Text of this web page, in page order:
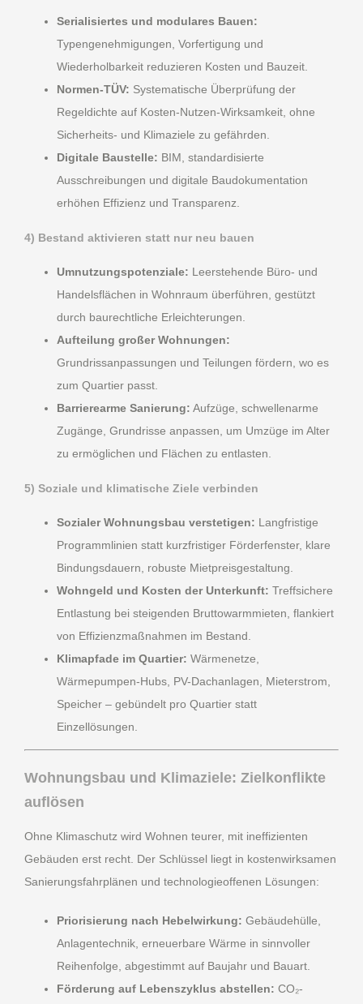
Serialisiertes und modulares Bauen:
Typengenehmigungen, Vorfertigung und
Wiederholbarkeit reduzieren Kosten und Bauzeit.
Normen-TÜV: Systematische Überprüfung der
Regeldichte auf Kosten-Nutzen-Wirksamkeit, ohne
Sicherheits- und Klimaziele zu gefährden.
Digitale Baustelle: BIM, standardisierte
Ausschreibungen und digitale Baudokumentation
erhöhen Effizienz und Transparenz.
4) Bestand aktivieren statt nur neu bauen
Umnutzungspotenziale: Leerstehende Büro- und
Handelsflächen in Wohnraum überführen, gestützt
durch baurechtliche Erleichterungen.
Aufteilung großer Wohnungen:
Grundrissanpassungen und Teilungen fördern, wo es
zum Quartier passt.
Barrierearme Sanierung: Aufzüge, schwellenarme
Zugänge, Grundrisse anpassen, um Umzüge im Alter
zu ermöglichen und Flächen zu entlasten.
5) Soziale und klimatische Ziele verbinden
Sozialer Wohnungsbau verstetigen: Langfristige
Programmlinien statt kurzfristiger Förderfenster, klare
Bindungsdauern, robuste Mietpreisgestaltung.
Wohngeld und Kosten der Unterkunft: Treffsichere
Entlastung bei steigenden Bruttowarmmieten, flankiert
von Effizienzmaßnahmen im Bestand.
Klimapfade im Quartier: Wärmenetze,
Wärmepumpen-Hubs, PV-Dachanlagen, Mieterstrom,
Speicher – gebündelt pro Quartier statt
Einzellösungen.
Wohnungsbau und Klimaziele: Zielkonflikte
auflösen
Ohne Klimaschutz wird Wohnen teurer, mit ineffizienten
Gebäuden erst recht. Der Schlüssel liegt in kostenwirksamen
Sanierungsfahrplänen und technologieoffenen Lösungen:
Priorisierung nach Hebelwirkung: Gebäudehülle,
Anlagentechnik, erneuerbare Wärme in sinnvoller
Reihenfolge, abgestimmt auf Baujahr und Bauart.
Förderung auf Lebenszyklus abstellen: CO₂-